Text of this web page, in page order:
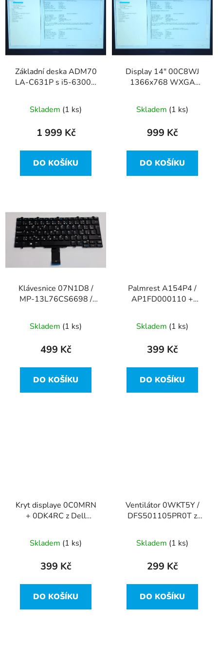
o
d
u
k
p
s
p
Základní deska ADM70
LA-C631P s i5-6300U
Skladem (1 ks)
1 999 Kč
DO KOŠÍKU
Display 14" 00C8WJ
1366x768 WXGA
Latitude E5470
Skladem (1 ks)
999 Kč
DO KOŠÍKU
Klávesnice 07N1D8 /
MP-13L76CS6698 /
Latitude E5470
Skladem (1 ks)
499 Kč
DO KOŠÍKU
Palmrest A154P4 /
AP1FD000110 +
Latitude E5470
Skladem (1 ks)
399 Kč
DO KOŠÍKU
Kryt displaye 0C0MRN
+ 0DK4RC z Dell
Skladem (1 ks)
399 Kč
DO KOŠÍKU
Ventilátor 0WKT5Y /
DFS501105PR0T z
Skladem (1 ks)
299 Kč
DO KOŠÍKU